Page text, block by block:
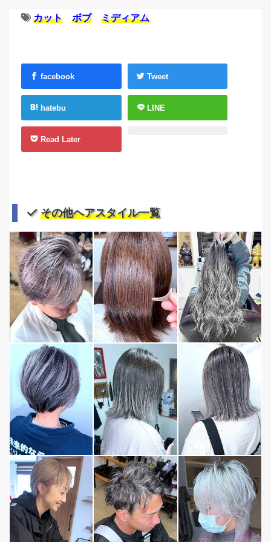
カット ボブ ミディアム
facebook Tweet
hatebu LINE
Read Later
その他ヘアスタイル一覧